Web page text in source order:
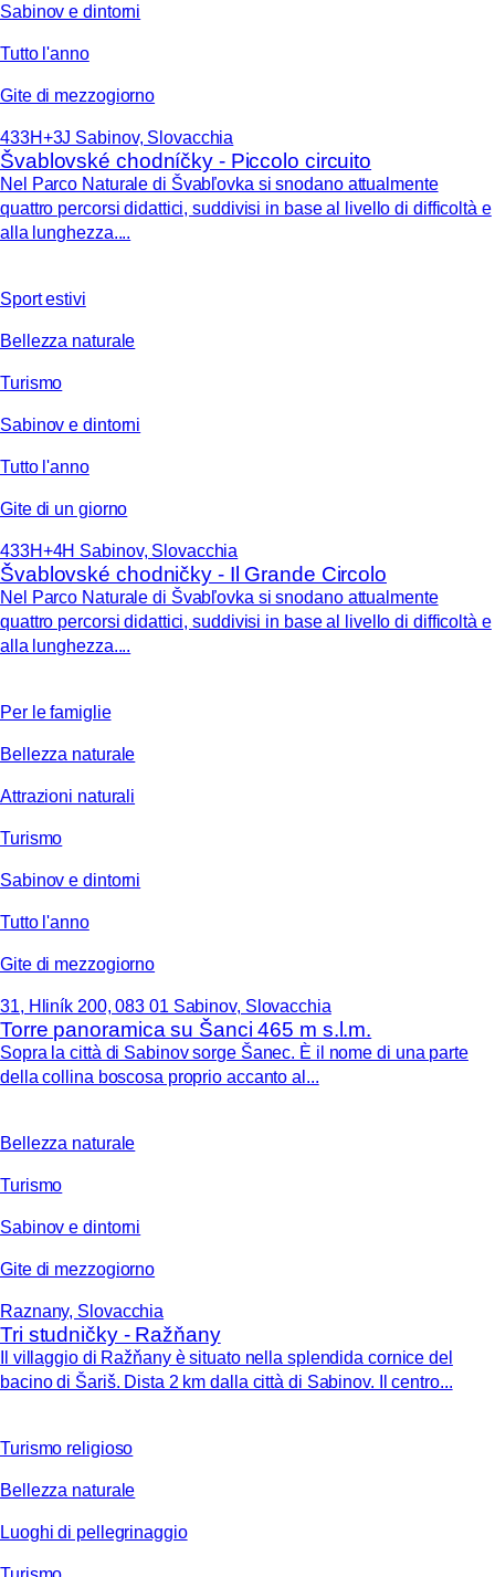
Sabinov e dintorni
Tutto l'anno
Gite di mezzogiorno
433H+3J Sabinov, Slovacchia
Švablovské chodníčky - Piccolo circuito
Nel Parco Naturale di Švabľovka si snodano attualmente
quattro percorsi didattici, suddivisi in base al livello di difficoltà e
alla lunghezza....
Sport estivi
Bellezza naturale
Turismo
Sabinov e dintorni
Tutto l'anno
Gite di un giorno
433H+4H Sabinov, Slovacchia
Švablovské chodničky - Il Grande Circolo
Nel Parco Naturale di Švabľovka si snodano attualmente
quattro percorsi didattici, suddivisi in base al livello di difficoltà e
alla lunghezza....
Per le famiglie
Bellezza naturale
Attrazioni naturali
Turismo
Sabinov e dintorni
Tutto l'anno
Gite di mezzogiorno
31, Hliník 200, 083 01 Sabinov, Slovacchia
Torre panoramica su Šanci 465 m s.l.m.
Sopra la città di Sabinov sorge Šanec. È il nome di una parte
della collina boscosa proprio accanto al...
Bellezza naturale
Turismo
Sabinov e dintorni
Gite di mezzogiorno
Raznany, Slovacchia
Tri studničky - Ražňany
Il villaggio di Ražňany è situato nella splendida cornice del
bacino di Šariš. Dista 2 km dalla città di Sabinov. Il centro...
Turismo religioso
Bellezza naturale
Luoghi di pellegrinaggio